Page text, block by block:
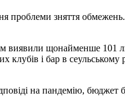
зняття
щонайменше 101
клубів і бар в
на пандемію, бюджет